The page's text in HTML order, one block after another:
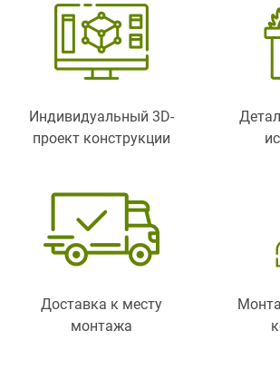
Индивидуальный 3D-
проект конструкции
Доставка к месту
монтажа